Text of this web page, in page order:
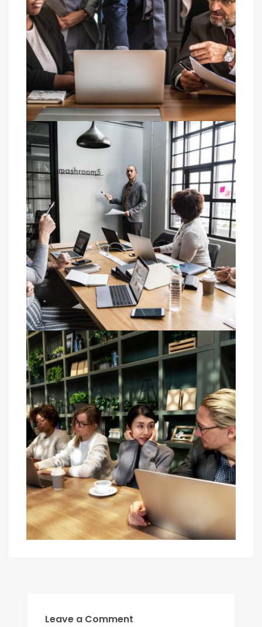
Leave a Comment